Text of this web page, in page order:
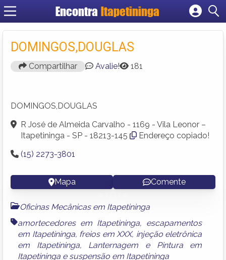
Encontra Itapetininga
Cadastrar empresa
Criar conta
DOMINGOS,DOUGLAS
Compartilhar Avalie! 181
DOMINGOS,DOUGLAS
R José de Almeida Carvalho - 1169 - Vila Leonor –
Itapetininga - SP - 18213-145
Endereço copiado!
(15) 2273-3801
Mapa Comente
Oficinas Mecânicas em Itapetininga
amortecedores em Itapetininga, escapamentos
em Itapetininga, freios em XXX, injeção eletrônica
em Itapetininga, Lanternagem e Pintura em
Itapetininga e suspensão em Itapetininga